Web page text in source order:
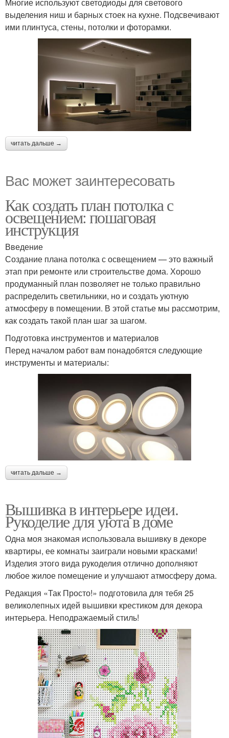
выделения ниш и барных стоек на кухне. Подсвечивают
ими плинтуса, стены, потолки и фоторамки.
читать дальше →
Вас может заинтересовать
Как создать план потолка с
освещением: пошаговая
инструкция
Введение
Создание плана потолка с освещением — это важный
этап при ремонте или строительстве дома. Хорошо
продуманный план позволяет не только правильно
распределить светильники, но и создать уютную
атмосферу в помещении. В этой статье мы рассмотрим,
как создать такой план шаг за шагом.
Подготовка инструментов и материалов
Перед началом работ вам понадобятся следующие
инструменты и материалы:
читать дальше →
Вышивка в интерьере идеи.
Рукоделие для уюта в доме
Одна моя знакомая использовала вышивку в декоре
квартиры, ее комнаты заиграли новыми красками!
Изделия этого вида рукоделия отлично дополняют
любое жилое помещение и улучшают атмосферу дома.
Редакция «Так Просто!» подготовила для тебя 25
великолепных идей вышивки крестиком для декора
интерьера. Неподражаемый стиль!